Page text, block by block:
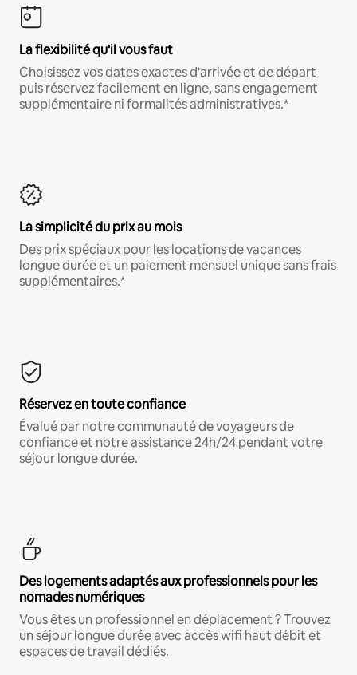
La flexibilité qu'il vous faut
Choisissez vos dates exactes d'arrivée et de départ
puis réservez facilement en ligne, sans engagement
supplémentaire ni formalités administratives.*
La simplicité du prix au mois
Des prix spéciaux pour les locations de vacances
longue durée et un paiement mensuel unique sans frais
supplémentaires.*
Réservez en toute confiance
Évalué par notre communauté de voyageurs de
confiance et notre assistance 24h/24 pendant votre
séjour longue durée.
Des logements adaptés aux professionnels pour les
nomades numériques
Vous êtes un professionnel en déplacement ? Trouvez
un séjour longue durée avec accès wifi haut débit et
espaces de travail dédiés.